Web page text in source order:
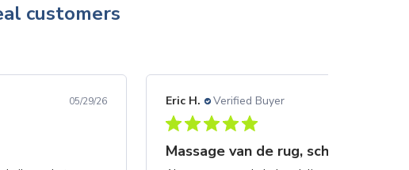
customers
05/29/26 Eric H. Verified Buyer
Massage van de rug, schouders en